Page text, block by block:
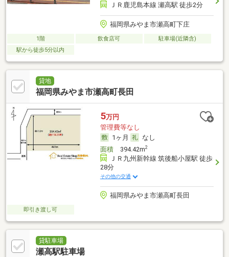
ＪＲ鹿児島本線 瀬高駅 徒歩2分
福岡県みやま市瀬高町下庄
1階 飲食店可
駐車場(近隣含)
駅から徒歩5分以内
貸地
福岡県みやま市瀬高町長田
5万円
管理費等なし
1ヶ月
なし
面積394.42m2
ＪＲ九州新幹線 筑後船小屋駅 徒歩
28分
その他の交通
福岡県みやま市瀬高町長田
即引き渡し可
貸駐車場
瀬高駅駐車場